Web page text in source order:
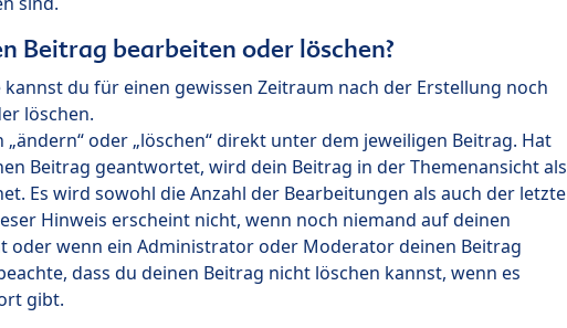
Beitrag bearbeiten oder löschen?
kannst du für einen gewissen Zeitraum nach der Erstellung noch
löschen.
oder „löschen“ direkt unter dem jeweiligen Beitrag. Hat
Beitrag geantwortet, wird dein Beitrag in der Themenansicht als
Es wird sowohl die Anzahl der Bearbeitungen als auch der letzte
Hinweis erscheint nicht, wenn noch niemand auf deinen
oder wenn ein Administrator oder Moderator deinen Beitrag
dass du deinen Beitrag nicht löschen kannst, wenn es
gibt.